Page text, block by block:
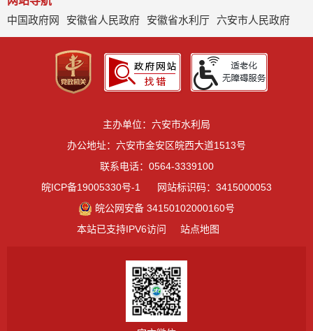
中国政府网
安徽省人民政府 安徽省水利厅 六安市人民政府
主办单位：六安市水利局
办公地址：六安市金安区皖西大道1513号
联系电话：0564-3339100
皖ICP备19005330号-1
网站标识码：3415000053
皖公网安备 34150102000160号
本站已支持IPV6访问
站点地图